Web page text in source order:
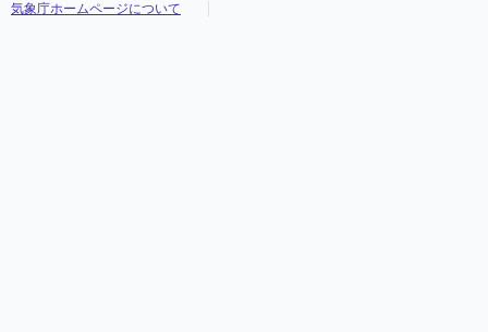
気象庁ホームページについて